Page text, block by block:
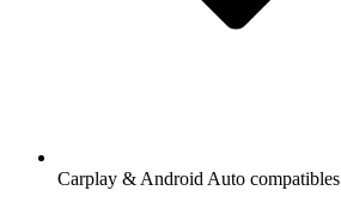
Carplay & Android Auto compatibles